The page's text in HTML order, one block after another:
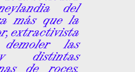
del
más que la
extractivista
las
distintas
de roces,